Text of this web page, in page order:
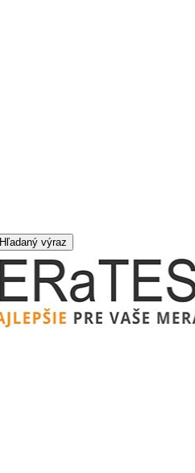
Hľadaný výraz